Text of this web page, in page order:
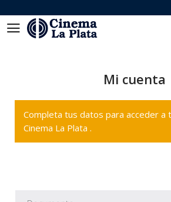
Mi cuenta
Completa tus datos para acceder a
Cinema La Plata .